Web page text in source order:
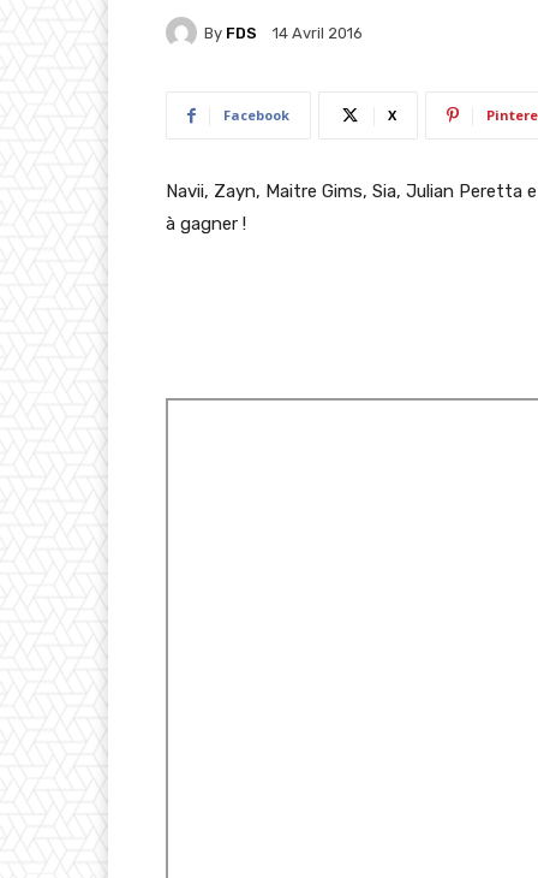
By FDS 14 Avril 2016
Facebook X
Navii, Zayn, Maitre Gims, Sia, Julian
à gagner !